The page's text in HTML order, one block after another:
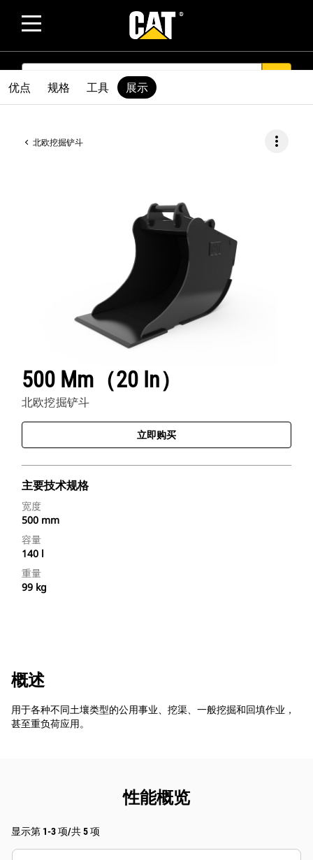
SEARCH
北欧挖掘铲斗 more_vert
500 Mm（20 In）
北欧挖掘铲斗
立即购买
主要技术规格
宽度
500 mm
容量
140 l
重量
99 kg
优点 规格 工具 展示
概述
用于各种不同土壤类型的公用事业、挖渠、一般挖掘和回填作业，
甚至重负荷应用。
性能概览
显示第 1-3 项/共 5 项